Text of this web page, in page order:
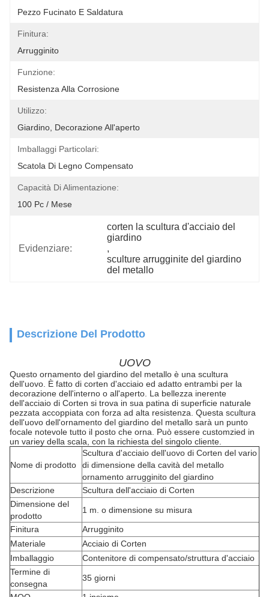
Pezzo Fucinato E Saldatura
Finitura:
Arrugginito
Funzione:
Resistenza Alla Corrosione
Utilizzo:
Giardino, Decorazione All'aperto
Imballaggi Particolari:
Scatola Di Legno Compensato
Capacità Di Alimentazione:
100 Pc / Mese
Evidenziare:
corten la scultura d'acciaio del
giardino
,
sculture arrugginite del giardino
del metallo
Descrizione Del Prodotto
UOVO
Questo ornamento del giardino del metallo è una scultura
dell'uovo. È fatto di corten d'acciaio ed adatto entrambi per la
decorazione dell'interno o all'aperto. La bellezza inerente
dell'acciaio di Corten si trova in sua patina di superficie naturale
pezzata accoppiata con forza ad alta resistenza. Questa scultura
dell'uovo dell'ornamento del giardino del metallo sarà un punto
focale notevole tutto il posto che orna. Può essere customzied in
un variey della scala, con la richiesta del singolo cliente.
Nome di prodotto
Scultura d'acciaio dell'uovo di Corten del vario
di dimensione della cavità del metallo
ornamento arrugginito del giardino
Descrizione
Scultura dell'acciaio di Corten
Dimensione del
prodotto
1 m. o dimensione su misura
Finitura
Arrugginito
Materiale
Acciaio di Corten
Imballaggio
Contenitore di compensato/struttura d'acciaio
Termine di
consegna
35 giorni